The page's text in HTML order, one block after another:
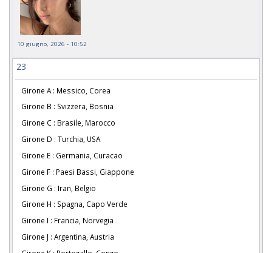
10 giugno, 2026 - 10:52
23
Girone A : Messico, Corea
Girone B : Svizzera, Bosnia
Girone C : Brasile, Marocco
Girone D : Turchia, USA
Girone E : Germania, Curacao
Girone F : Paesi Bassi, Giappone
Girone G : Iran, Belgio
Girone H : Spagna, Capo Verde
Girone I : Francia, Norvegia
Girone J : Argentina, Austria